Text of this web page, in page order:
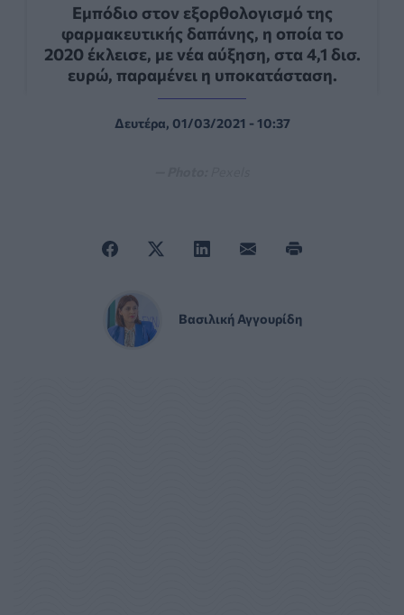
Εμπόδιο στον εξορθολογισμό της
φαρμακευτικής δαπάνης, η οποία το
2020 έκλεισε, με νέα αύξηση, στα 4,1 δισ.
ευρώ, παραμένει η υποκατάσταση.
Δευτέρα, 01/03/2021 - 10:37
Βασιλική Αγγουρίδη